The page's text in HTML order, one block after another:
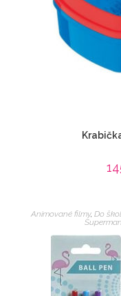
Animované filmy, Do
Superman